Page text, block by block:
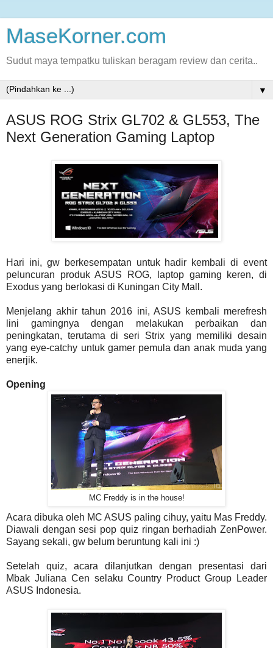
MaseKorner.com
Sudut maya tempatku tuliskan beragam review dan cerita..
▼
ASUS ROG Strix GL702 & GL553, The
Next Generation Gaming Laptop
Hari ini, gw berkesempatan untuk hadir kembali di event
peluncuran produk ASUS ROG, laptop gaming keren, di
Exodus yang berlokasi di Kuningan City Mall.
Menjelang akhir tahun 2016 ini, ASUS kembali merefresh
lini gamingnya dengan melakukan perbaikan dan
peningkatan, terutama di seri Strix yang memiliki desain
yang eye-catchy untuk gamer pemula dan anak muda yang
enerjik.
Opening
MC Freddy is in the house!
Acara dibuka oleh MC ASUS paling cihuy, yaitu Mas Freddy.
Diawali dengan sesi pop quiz ringan berhadiah ZenPower.
Sayang sekali, gw belum beruntung kali ini :)
Setelah quiz, acara dilanjutkan dengan presentasi dari
Mbak Juliana Cen selaku Country Product Group Leader
ASUS Indonesia.